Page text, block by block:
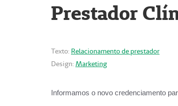
Prestador
Texto: Relacionamento de prestador
Design: Marketing
Informamos o novo credenciamento